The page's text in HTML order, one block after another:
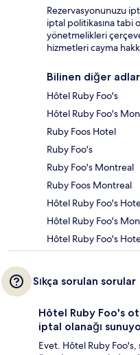
Rezervasyonunuzu
iptal politikasına tabi
yönetmelikleri
hizmetleri cayma
Bilinen diğer
Hôtel Ruby Foo's
Hôtel Ruby Foo's
Ruby Foos Hotel
Ruby Foo's
Ruby Foo's Montreal
Ruby Foos Montreal
Hôtel Ruby Foo's
Hôtel Ruby Foo's
Hôtel Ruby Foo's
Sıkça sorulan sorular
Hôtel Ruby Foo's
iptal olanağı
Evet. Hôtel Ruby